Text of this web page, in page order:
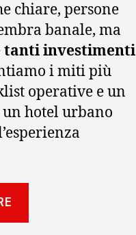
chiare, persone
banale, ma
tanti investimenti
i miti più
operative e un
un hotel urbano